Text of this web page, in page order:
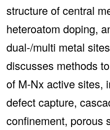
structure of central
heteroatom doping,
dual-/multi metal
discusses methods
of M-Nx active sites,
defect capture,
confinement, porous